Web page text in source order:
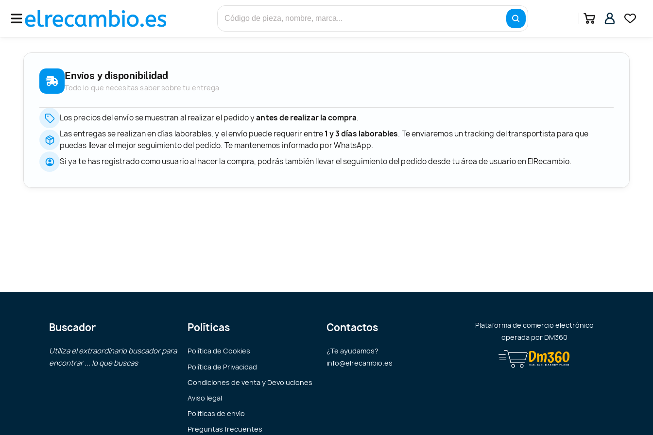
Envíos y disponibilidad
Todo lo que necesitas saber sobre tu entrega
Los precios del envío se muestran al realizar el pedido yantes de realizar la compra.
Las entregas se realizan en días laborables, y el envío puede requerir entre1 y 3 días laborables. Te enviaremos un tracking del transportista para que
puedas llevar el mejor seguimiento del pedido. Te mantenemos informado por WhatsApp.
Si ya te has registrado como usuario al hacer la compra, podrás también llevar el seguimiento del pedido desde tu área de usuario en ElRecambio.
Buscador
Utiliza el extraordinario buscador para
encontrar ... lo que buscas
Políticas
Política de Cookies
Política de Privacidad
Condiciones de venta y Devoluciones
Aviso legal
Políticas de envío
Preguntas frecuentes
Contactos
¿Te ayudamos?
info@elrecambio.es
Plataforma de comercio electrónico
operada por DM360